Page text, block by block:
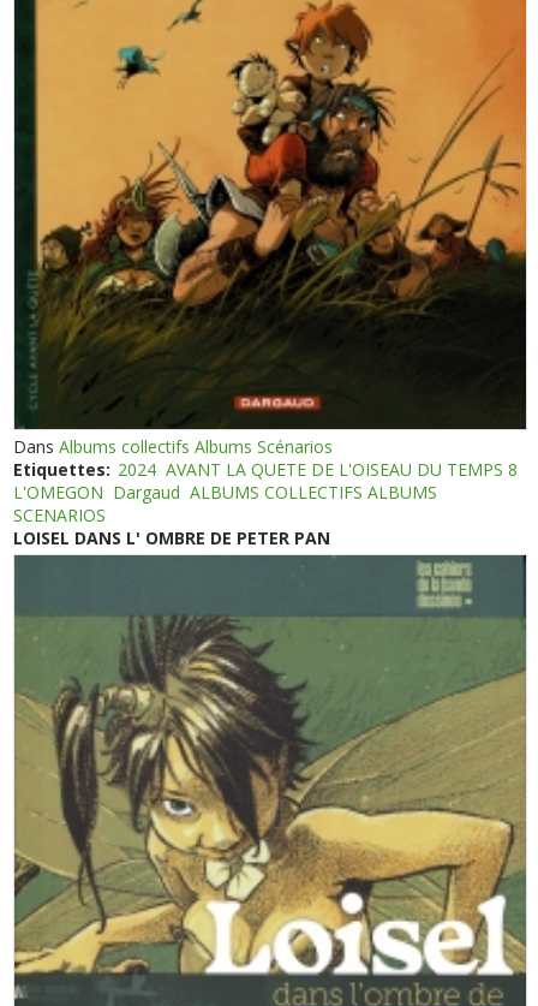
DansAlbums collectifs Albums Scénarios
Etiquettes: 2024 AVANT LA QUETE DE L'OISEAU DU TEMPS 8
L'OMEGON Dargaud ALBUMS COLLECTIFS ALBUMS
SCENARIOS
LOISEL DANS L' OMBRE DE PETER PAN